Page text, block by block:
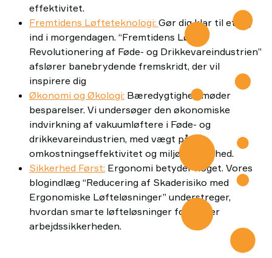
effektivitet.
Fremtidens Løfteteknologi: Gør dig klar til et kig
ind i morgendagen. “Fremtidens Løft:
Revolutionering af Føde- og Drikkevareindustrien”
afslører banebrydende fremskridt, der vil
inspirere dig
Økonomi og Økologi: Bæredygtighed møder
besparelser. Vi undersøger den økonomiske
indvirkning af vakuumløftere i Føde- og
drikkevareindustrien, med vægt på
omkostningseffektivitet og miljøbevidsthed.
Sikkerhed Først: Ergonomi betyder noget. Vores
blogindlæg “Reducering af Skaderisiko med
Ergonomiske Løfteløsninger” understreger,
hvordan smarte løfteløsninger forbedrer
arbejdssikkerheden.